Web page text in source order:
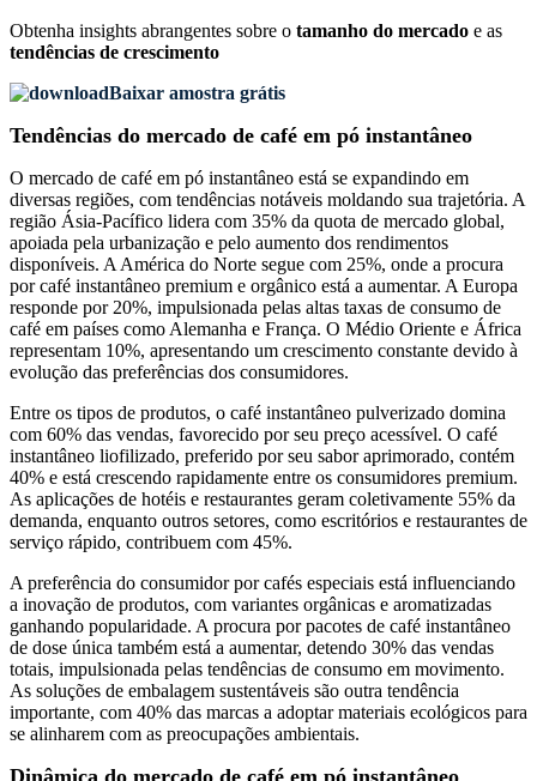
Obtenha insights abrangentes sobre o tamanho do mercado e as
tendências de crescimento
Baixar amostra grátis
Tendências do mercado de café em pó instantâneo
O mercado de café em pó instantâneo está se expandindo em
diversas regiões, com tendências notáveis ​​moldando sua trajetória. A
região Ásia-Pacífico lidera com 35% da quota de mercado global,
apoiada pela urbanização e pelo aumento dos rendimentos
disponíveis. A América do Norte segue com 25%, onde a procura
por café instantâneo premium e orgânico está a aumentar. A Europa
responde por 20%, impulsionada pelas altas taxas de consumo de
café em países como Alemanha e França. O Médio Oriente e África
representam 10%, apresentando um crescimento constante devido à
evolução das preferências dos consumidores.
Entre os tipos de produtos, o café instantâneo pulverizado domina
com 60% das vendas, favorecido por seu preço acessível. O café
instantâneo liofilizado, preferido por seu sabor aprimorado, contém
40% e está crescendo rapidamente entre os consumidores premium.
As aplicações de hotéis e restaurantes geram coletivamente 55% da
demanda, enquanto outros setores, como escritórios e restaurantes de
serviço rápido, contribuem com 45%.
A preferência do consumidor por cafés especiais está influenciando
a inovação de produtos, com variantes orgânicas e aromatizadas
ganhando popularidade. A procura por pacotes de café instantâneo
de dose única também está a aumentar, detendo 30% das vendas
totais, impulsionada pelas tendências de consumo em movimento.
As soluções de embalagem sustentáveis ​​são outra tendência
importante, com 40% das marcas a adoptar materiais ecológicos para
se alinharem com as preocupações ambientais.